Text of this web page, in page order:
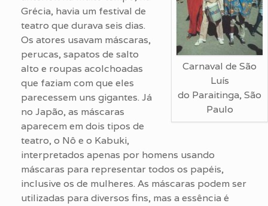
Carnaval de São
Luís
do Paraitinga, São
Paulo
Grécia, havia um festival de
teatro que durava seis dias.
Os atores usavam máscaras,
perucas, sapatos de salto
alto e roupas acolchoadas
que faziam com que eles
parecessem uns gigantes. Já
no Japão, as máscaras
aparecem em dois tipos de
teatro, o Nô e o Kabuki,
interpretados apenas por homens usando
máscaras para representar todos os papéis,
inclusive os de mulheres. As máscaras podem ser
utilizadas para diversos fins, mas a essência é